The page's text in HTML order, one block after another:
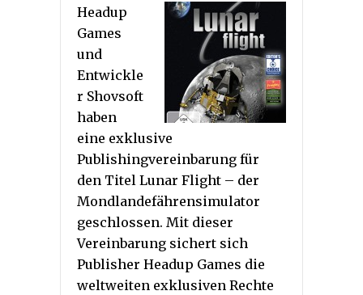
Headup
Games
und
Entwickle
r Shovsoft
haben
eine exklusive
Publishingvereinbarung für
den Titel Lunar Flight – der
Mondlandefährensimulator
geschlossen. Mit dieser
Vereinbarung sichert sich
Publisher Headup Games die
weltweiten exklusiven Rechte